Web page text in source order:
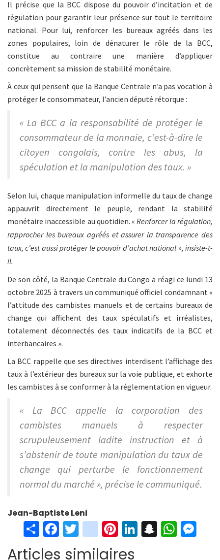
Il précise que la BCC dispose du pouvoir d’incitation et de
régulation pour garantir leur présence sur tout le territoire
national. Pour lui, renforcer les bureaux agréés dans les
zones populaires, loin de dénaturer le rôle de la BCC,
constitue au contraire une manière d’appliquer
concrètement sa mission de stabilité monétaire.
À ceux qui pensent que la Banque Centrale n’a pas vocation à
protéger le consommateur, l’ancien député rétorque :
« La BCC a la responsabilité de protéger le
consommateur de la monnaie, c’est-à-dire le
citoyen congolais, contre les abus, la
spéculation et la manipulation des taux. »
Selon lui, chaque manipulation informelle du taux de change
appauvrit directement le peuple, rendant la stabilité
monétaire inaccessible au quotidien.« Renforcer la régulation,
rapprocher les bureaux agréés et assurer la transparence des
taux, c’est aussi protéger le pouvoir d’achat national », insiste-t-
il.
De son côté, la Banque Centrale du Congo a réagi ce lundi 13
octobre 2025 à travers un communiqué officiel condamnant «
l’attitude des cambistes manuels et de certains bureaux de
change qui affichent des taux spéculatifs et irréalistes,
totalement déconnectés des taux indicatifs de la BCC et
interbancaires ».
La BCC rappelle que ses directives interdisent l’affichage des
taux à l’extérieur des bureaux sur la voie publique, et exhorte
les cambistes à se conformer à la réglementation en vigueur.
« La BCC appelle la corporation des
cambistes manuels à respecter
scrupuleusement ladite instruction et à
s’abstenir de toute manipulation du taux de
change qui perturbe le fonctionnement
normal du marché », précise le communiqué.
Jean-Baptiste Leni
S
h
Fa
ce
T
wi
in
st
Pi Li S W
Articles similaires